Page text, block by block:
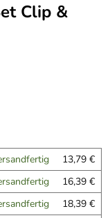
Clip &
13,79 €
16,39 €
18,39 €